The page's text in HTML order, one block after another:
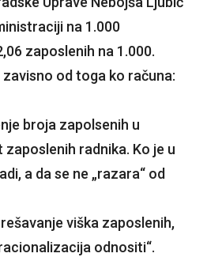
na 1.000
zaposlenih na 1.000.
od toga ko računa:
broja zapolsenih u
radnika. Ko je u
a da se ne „razara“ od
viška zaposlenih,
odnositi“.